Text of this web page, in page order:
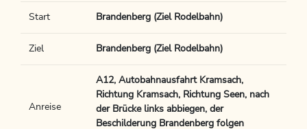
Start Brandenberg (Ziel Rodelbahn)
Ziel Brandenberg (Ziel Rodelbahn)
Anreise
A12, Autobahnausfahrt Kramsach,
Richtung Kramsach, Richtung Seen, nach
der Brücke links abbiegen, der
Beschilderung Brandenberg folgen